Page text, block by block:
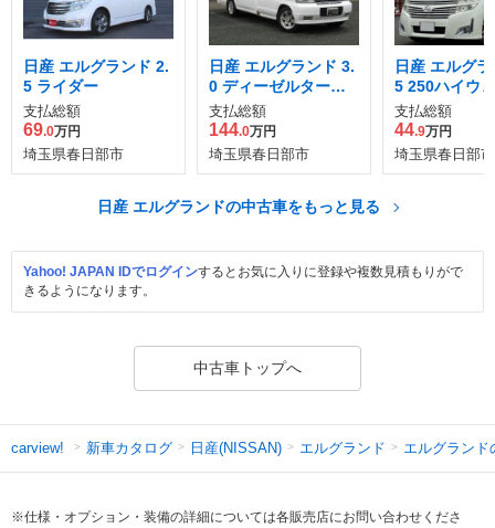
日産 エルグランド 2.
5 ライダー
支払総額
69.0万円
埼玉県春日部市
日産 エルグランド 3.
0 ディーゼルターボ 4
WD NOx適合
支払総額
144.0万円
埼玉県春日部市
日産 エルグ
5 250ハイウ
ー
支払総額
44.9万円
埼玉県春日部市
日産 エルグランドの中古車をもっと見る
Yahoo! JAPAN IDでログインするとお気に入りに登録や複数見積もりがで
きるようになります。
中古車トップへ
carview! 新車カタログ 日産(NISSAN) エルグランド エルグランド
※仕様・オプション・装備の詳細については各販売店にお問い合わせくださ